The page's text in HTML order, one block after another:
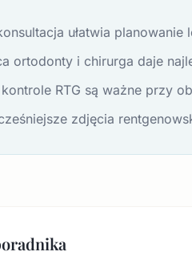
ułatwia planowanie
ortodonty i chirurga daje
kontrole RTG są ważne przy
zdjęcia